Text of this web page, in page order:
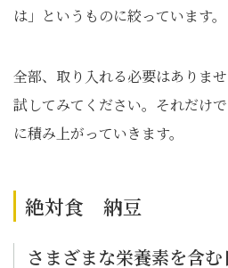
は」というものに絞っています。
全部、取り入れる必要はありま
試してみてください。それだけ
に積み上がっていきます。
絶対食 納豆
さまざまな栄養素を含